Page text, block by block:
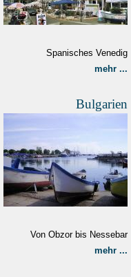
Spanisches Venedig
mehr ...
Bulgarien
Von Obzor bis Nessebar
mehr ...